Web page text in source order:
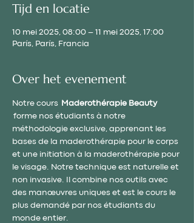
Tijd en locatie
10 mei 2025, 08:00 – 11 mei 2025, 17:00
París, París, Francia
Over het evenement
Notre cours
Maderothérapie Beauty
forme nos étudiants à notre
méthodologie exclusive, apprenant les
bases de la maderothérapie pour le corps
et une initiation à la maderothérapie pour
le visage. Notre technique est naturelle et
non invasive. Il combine nos outils avec
des manœuvres uniques et est le cours le
plus demandé par nos étudiants du
monde entier.